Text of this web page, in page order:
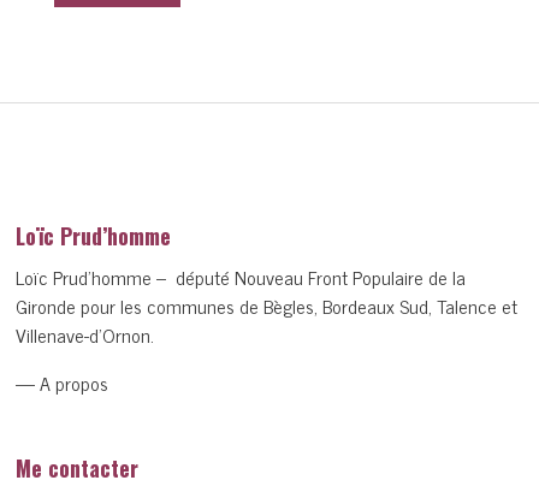
Loïc Prud’homme
Loïc Prud’homme – député Nouveau Front Populaire de la
Gironde pour les communes de Bègles, Bordeaux Sud, Talence et
Villenave-d’Ornon.
— A propos
Me contacter